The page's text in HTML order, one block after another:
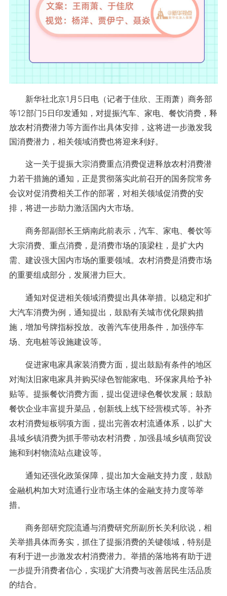
新华社北京1月5日电（记者于佳欣、王雨萧）商务部
等12部门5日印发通知，对提振汽车、家电、餐饮消费，释
放农村消费潜力等方面作出具体安排，这将进一步激发我
国消费潜力，相关领域消费也将迎来利好。
这一关于提振大宗消费重点消费促进释放农村消费潜
力若干措施的通知，正是贯彻落实此前召开的国务院常务
会议对促消费相关工作的部署，对相关领域促消费的安
排，将进一步助力激活国内大市场。
商务部副部长王炳南此前表示，汽车、家电、餐饮等
大宗消费、重点消费，是消费市场的顶梁柱，是扩大内
需、建设强大国内市场的重要领域。农村消费是消费市场
的重要组成部分，发展潜力巨大。
通知对促进相关领域消费提出具体举措。以稳定和扩
大汽车消费为例，通知提出，鼓励有关城市优化限购措
施，增加号牌指标投放。改善汽车使用条件，加强停车
场、充电桩等设施建设等。
促进家电家具家装消费方面，提出鼓励有条件的地区
对淘汰旧家电家具并购买绿色智能家电、环保家具给予补
贴等。提振餐饮消费方面，提出促进绿色餐饮发展；鼓励
餐饮企业丰富提升菜品，创新线上线下经营模式等。补齐
农村消费短板弱项方面，提出完善农村流通体系，以扩大
县域乡镇消费为抓手带动农村消费，加强县域乡镇商贸设
施和到村物流站点建设等。
通知还强化政策保障，提出加大金融支持力度，鼓励
金融机构加大对流通行业市场主体的金融支持力度等举
措。
商务部研究院流通与消费研究所副所长关利欣说，相
关举措具体而务实，抓住了提振消费的关键领域，特别是
有利于进一步激发农村消费潜力。举措的落地将有助于进
一步提升消费者信心，实现扩大消费与改善居民生活品质
的结合。